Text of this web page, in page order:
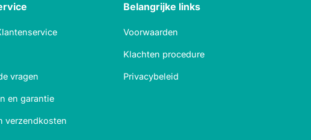
vragen
en garantie
verzendkosten
Belangrijke links
Voorwaarden
Klachten procedure
Privacybeleid